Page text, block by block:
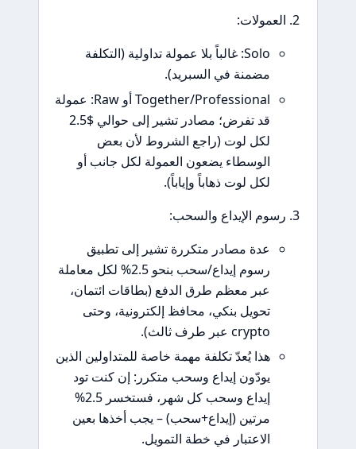
Solo: غالباً بلا عمولة تداولية (التكلفة
مضمنة في السبريد).
Together/Professional أو Raw: عمولة
قد تفرض؛ مصادر تشير إلى حوالي $2.5
لكل لوت (راجع الشروط لأن بعض
الوسطاء يضعون العمولة لكل جانب أو
لكل لوت ذهاباً وإياباً).
الإيداع والسحب:
عدة مصادر متكررة تشير إلى تطبيق
رسوم إيداع/سحب بنحو 2.5% لكل معاملة
عبر معظم طرق الدفع (بطاقات ائتمان،
تحويل بنكي، محافظ إلكترونية، وحتى
هذا يُعدّ تكلفة مهمة خاصة للمتداولين الذين
يودّون إيداع وسحب متكرر: إن كنت تود
إيداع وسحب كل شهر، فستخسر 2.5%
مرتين (إيداع+سحب) – يجب أخذها بعين
الاعتبار في خطة التمويل.